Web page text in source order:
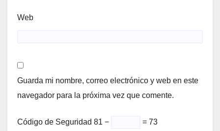
Web
Guarda mi nombre, correo electrónico y web en este
navegador para la próxima vez que comente.
Código de Seguridad 81 − = 73